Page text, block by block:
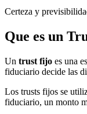
Certeza y
Que es un
Un trust fijo es una
fiduciario decide las
Los trusts fijos se
fiduciario, un monto